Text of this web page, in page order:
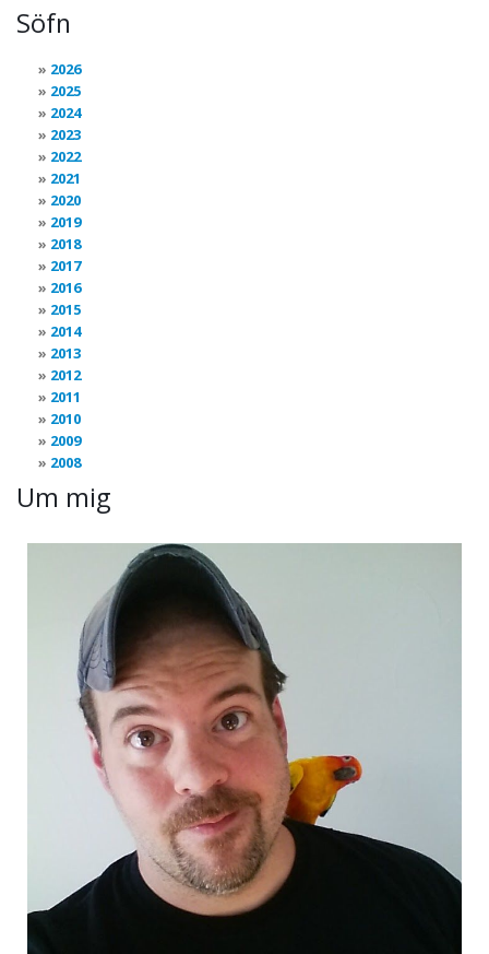
Söfn
2026
2025
2024
2023
2022
2021
2020
2019
2018
2017
2016
2015
2014
2013
2012
2011
2010
2009
2008
Um mig